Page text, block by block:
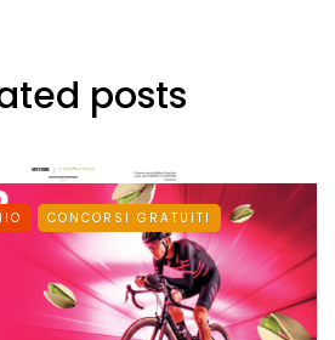
posts
CONCORSI GRATUITI